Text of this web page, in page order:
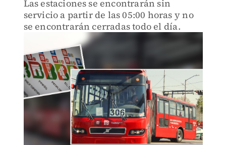
Las estaciones se encontrarán sin
servicio a partir de las 05:00 horas y no
se encontrarán cerradas todo el día.